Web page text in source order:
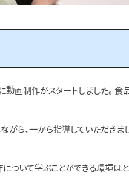
画制作がスタートしました。
ら、一から指導していただきま
ついて学ぶことができる環境はと